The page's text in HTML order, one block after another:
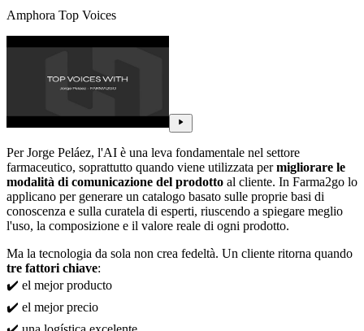
Amphora Top Voices
Per Jorge Peláez, l'AI è una leva fondamentale nel settore
farmaceutico, soprattutto quando viene utilizzata permigliorare le
modalità di comunicazione del prodotto al cliente. In Farma2go lo
applicano per generare un catalogo basato sulle proprie basi di
conoscenza e sulla curatela di esperti, riuscendo a spiegare meglio
l'uso, la composizione e il valore reale di ogni prodotto.
Ma la tecnologia da sola non crea fedeltà. Un cliente ritorna quando
tre fattori chiave:
✔️ el mejor producto
✔️ el mejor precio